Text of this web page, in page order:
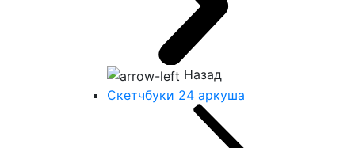
Назад
Скетчбуки 24 аркуша